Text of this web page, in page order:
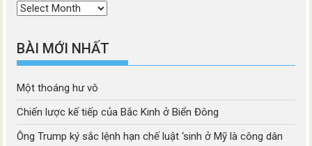
Thời
BÀI MỚI NHẤT
Một thoáng hư vô
Chiến lược kế tiếp của Bắc Kinh ở Biển Đông
Ông Trump ký sắc lệnh hạn chế luật ‘sinh ở Mỹ là công dân